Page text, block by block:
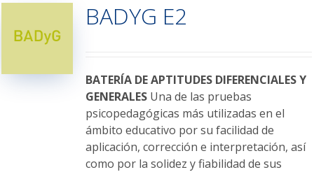
Las
opciones
elegir
en
la
página
de
producto
BADYG E2
BATERÍA DE APTITUDES DIFERENCIALES Y
GENERALESUna de las pruebas
psicopedagógicas más utilizadas en el
ámbito educativo por su facilidad de
aplicación, corrección e interpretación, así
como por la solidez y fiabilidad de sus